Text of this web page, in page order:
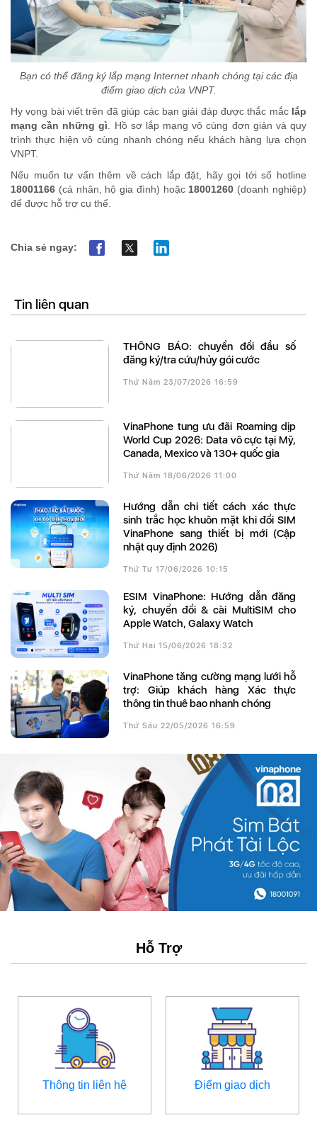
Bạn có thể đăng ký lắp mạng Internet nhanh chóng tại các địa
điểm giao dịch của VNPT.
Hy vọng bài viết trên đã giúp các bạn giải đáp được thắc mắc lắp
mạng cần những gì. Hồ sơ lắp mạng vô cùng đơn giản và quy
trình thực hiện vô cùng nhanh chóng nếu khách hàng lựa chọn
VNPT.
Nếu muốn tư vấn thêm về cách lắp đặt, hãy gọi tới số hotline
18001166 (cá nhân, hộ gia đình) hoặc 18001260 (doanh nghiệp)
để được hỗ trợ cụ thể.
Chia sẻ ngay:
Tin liên quan
THÔNG BÁO: chuyển đổi đầu số
đăng ký/tra cứu/hủy gói cước
Thứ Năm 23/07/2026 16:59
VinaPhone tung ưu đãi Roaming dịp
World Cup 2026: Data vô cực tại Mỹ,
Canada, Mexico và 130+ quốc gia
Thứ Năm 18/06/2026 11:00
Hướng dẫn chi tiết cách xác thực
sinh trắc học khuôn mặt khi đổi SIM
VinaPhone sang thiết bị mới (Cập
nhật quy định 2026)
Thứ Tư 17/06/2026 10:15
eSIM VinaPhone: Hướng dẫn đăng
ký, chuyển đổi & cài MultiSIM cho
Apple Watch, Galaxy Watch
Thứ Hai 15/06/2026 18:32
VinaPhone tăng cường mạng lưới hỗ
trợ: Giúp khách hàng Xác thực
thông tin thuê bao nhanh chóng
Thứ Sáu 22/05/2026 16:59
Hỗ Trợ
Thông tin liên hệ Điểm giao dịch